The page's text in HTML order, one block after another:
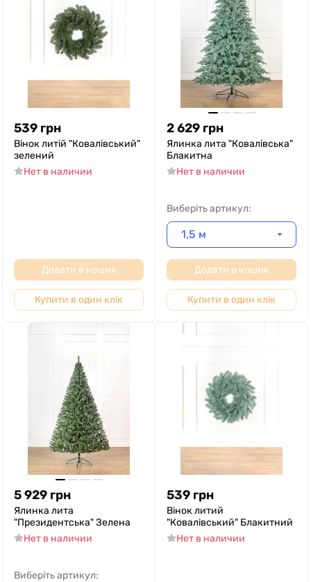
539 грн
Вінок литій "Ковалівський"
зелений
Нет в наличии
Додати в кошик
Купити в один клік
2 629 грн
Ялинка лита "Ковалівська"
Блакитна
Нет в наличии
Виберіть артикул:
1,5 м
Додати в кошик
Купити в один клік
5 929 грн
Ялинка лита
"Президентська" Зелена
Нет в наличии
Виберіть артикул:
539 грн
Вінок литий
"Ковалівський" Блакитний
Нет в наличии